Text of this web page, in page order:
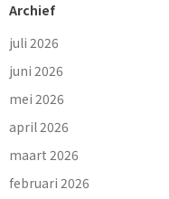
Archief
juli 2026
juni 2026
mei 2026
april 2026
maart 2026
februari 2026